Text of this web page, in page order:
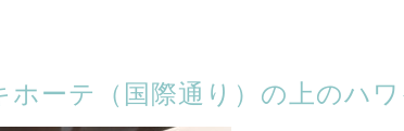
ーテ（国際通り）の上のハ